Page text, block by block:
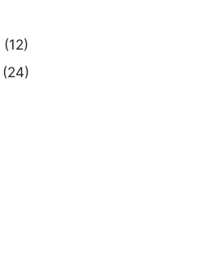
(12)
(24)